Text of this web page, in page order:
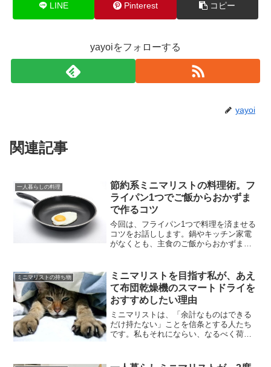
LINE Pinterest コピー
yayoiをフォローする
yayoi
関連記事
一人暮らしの料理
節約系ミニマリストの料理術。フ
ライパン1つでご飯からおかずま
で作るコツ
今回は、フライパン1つで料理を済ませる
コツをお話しします。鍋やキッチン家電
がなくとも、主食のご飯からおかずまで
ン1つだけで作ってみてください。他のも
のを買い足すのは、そ...
ミニマリストの持ち物
ミニマリストを目指す私が、あえ
て布団乾燥機のスマートドライを
おすすめしたい理由
ミニマリストは、「余計なものはできる
だけ持たない」ことを信条とする人たち
です。私もそれにならい、なるべく荷物
団乾燥機のスマートドライをおすすめす